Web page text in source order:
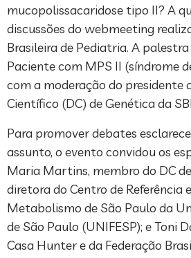
mucopolissacaridose tipo II? A
discussões do webmeeting
Brasileira de Pediatria. A palestra
Paciente com MPS II (síndrome
com a moderação do
Científico (DC) de Genética da
Para promover debates
assunto, o evento convidou os
Maria Martins, membro do DC
diretora do Centro de Referência
Metabolismo de São Paulo da
de São Paulo (UNIFESP); e Toni
Casa Hunter e da Federação